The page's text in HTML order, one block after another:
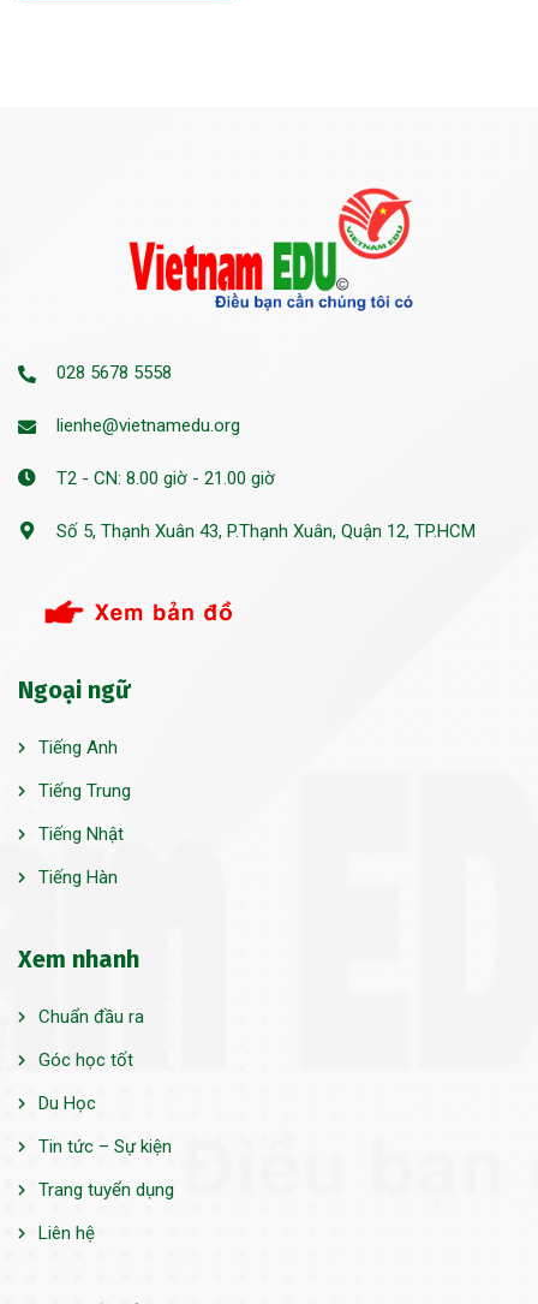
028 5678 5558
lienhe@vietnamedu.org
T2 - CN: 8.00 giờ - 21.00 giờ
Số 5, Thạnh Xuân 43, P.Thạnh Xuân, Quận 12, TP.HCM
Ngoại ngữ
Tiếng Anh
Tiếng Trung
Tiếng Nhật
Tiếng Hàn
Xem nhanh
Chuẩn đầu ra
Góc học tốt
Du Học
Tin tức – Sự kiện
Trang tuyển dụng
Liên hệ